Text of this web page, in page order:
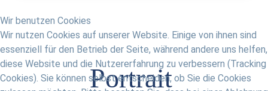
Portrait
Wir benutzen Cookies
Wir nutzen Cookies auf unserer Website. Einige von ihnen sind
essenziell für den Betrieb der Seite, während andere uns helfen,
diese Website und die Nutzererfahrung zu verbessern (Tracking
Cookies). Sie können selbst entscheiden, ob Sie die Cookies